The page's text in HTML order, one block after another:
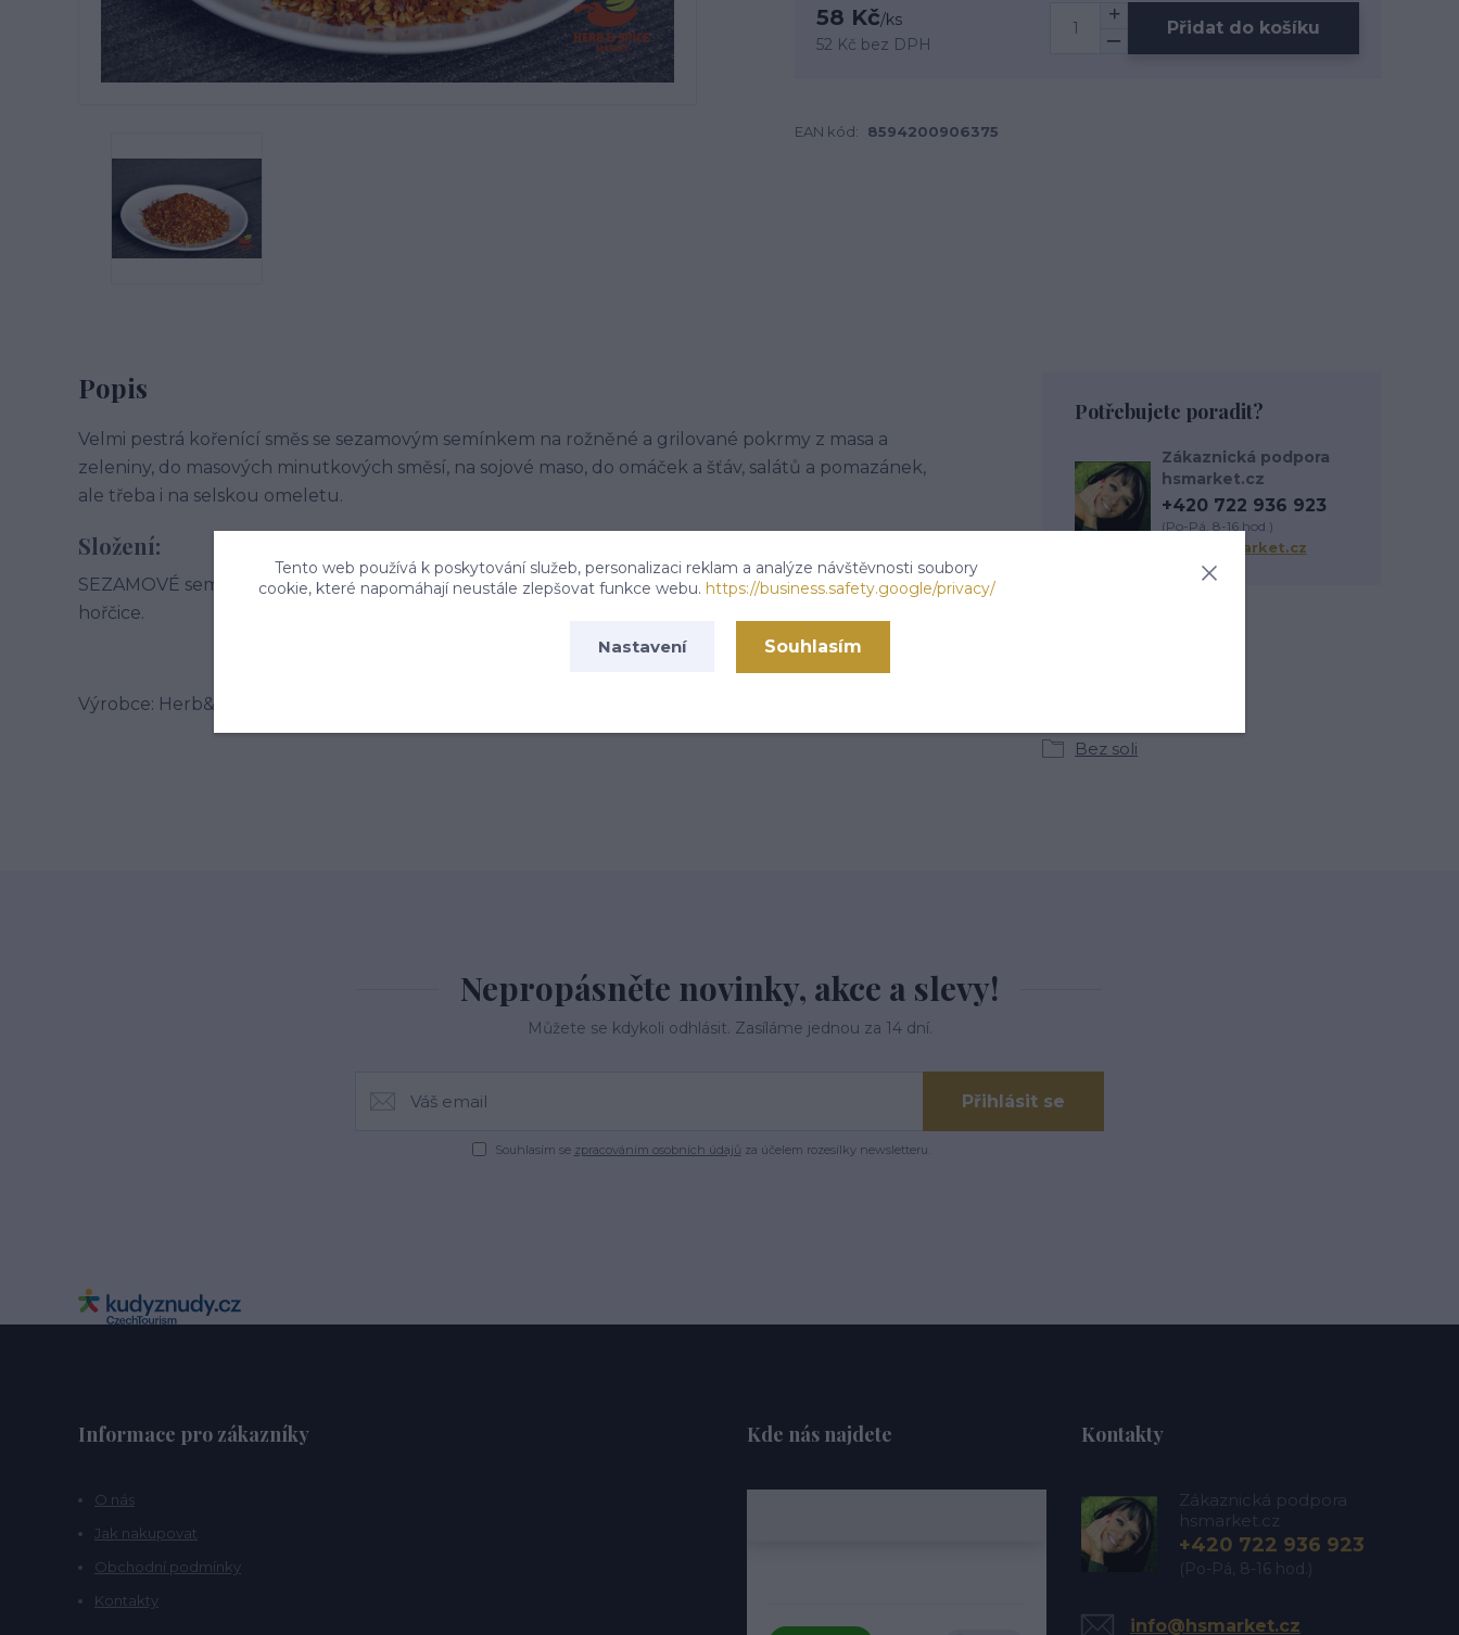
58 Kč/ks
52 Kč bez DPH
Přidat do košíku
EAN kód: 8594200906375
Popis
Velmi pestrá kořenící směs se sezamovým semínkem na rožněné a grilované pokrmy z masa a
zeleniny, do masových minutkových směsí, na sojové maso, do omáček a šťáv, salátů a pomazánek,
ale třeba i na selskou omeletu.
Složení:
SEZAMOVÉ semínko, tymián, kurkuma,s měs přírodního koření. Může obsahovat stopy celeru a
hořčice.
Výrobce: Herb&Spice market s.r.o. , Jablonského tř.113,Kardašova Řečice, 37821
Bez soli
Potřebujete poradit?
Zákaznická podpora
hsmarket.cz
+420 722 936 923
(Po-Pá, 8-16 hod.)
info@hsmarket.cz
Nepropásněte novinky, akce a slevy!
Můžete se kdykoli odhlásit. Zasíláme jednou za 14 dní.
Přihlásit se
Souhlasím se zpracováním osobních údajů za účelem rozesílky newsletteru.
Informace pro zákazníky
O nás
Jak nakupovat
Obchodní podmínky
Kontakty
Kde nás najdete Kontakty
Zákaznická podpora
hsmarket.cz
+420 722 936 923
(Po-Pá, 8-16 hod.)
info@hsmarket.cz
Tento web používá k poskytování služeb, personalizaci reklam a analýze návštěvnosti soubory
cookie, které napomáhají neustále zlepšovat funkce webu. https://business.safety.google/privacy/
Nastavení Souhlasím